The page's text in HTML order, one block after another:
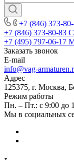
+7 (846) 373-
+7 (846) 373-80-83
+7 (495) 797-06-17
Заказать звонок
E-mail
info@vag-
Адрес
125375, г. Москва,
Режим работы
Пн. – Пт.: с 9:00 до
Мы в социальных